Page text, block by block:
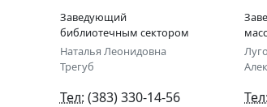
Заведующий
библиотечным сектором
Наталья Леонидовна
Трегуб
Тел: (383) 330-14-56
Тел: